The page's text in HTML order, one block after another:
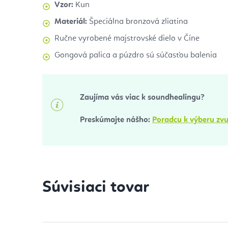
Vzor: Kun
Materiál: Špeciálna bronzová zliatina
Ručne vyrobené majstrovské dielo v Číne
Gongová palica a púzdro sú súčasťou balenia
Zaujíma vás viac k soundhealingu?
Preskúmajte nášho: Poradcu k výberu
Súvisiaci tovar